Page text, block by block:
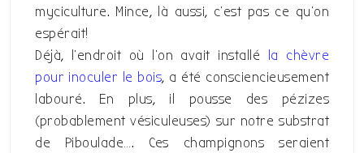
myciculture. Mince, là aussi, c’est pas ce qu’on
espérait!
Déjà, l’endroit où l’on avait installé la chèvre
pour inoculer le bois, a été consciencieusement
labouré. En plus, il pousse des pézizes
(probablement vésiculeuses) sur notre substrat
de Piboulade…. Ces champignons seraient